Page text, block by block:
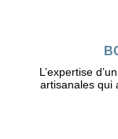
L’expertise
artisanales qui